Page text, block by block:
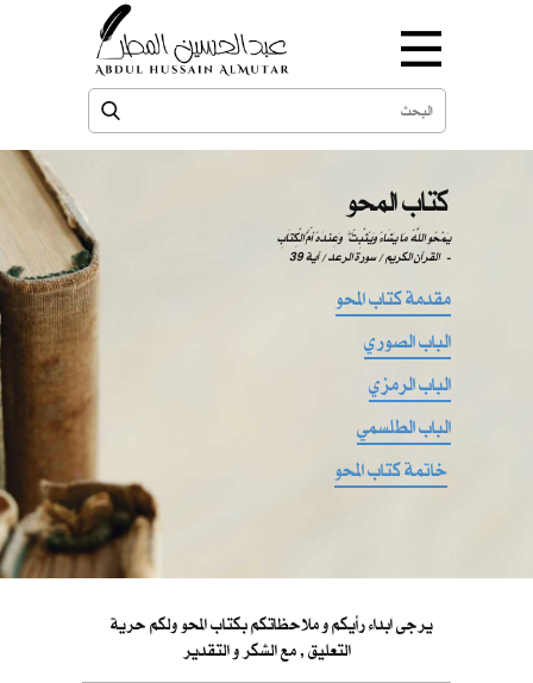
كتاب المحو
يَمْحُو اللَّهُ مَا يَشَاءُ وَيُثْبِتُ ۖ وَعِندَهُ أُمُّ الْكِتَابِ
القرآن الكريم / سورة الرعد / آية 39-
مقدمة كتاب المحو
الباب الصوري
الباب الرمزي
الباب الطلسمي
خاتمة كتاب المحو
التعليق , مع الشكر و التقدير